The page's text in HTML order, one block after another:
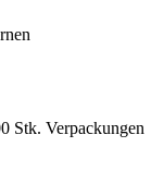
Stk. Verpackungen